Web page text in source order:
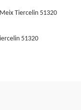
Tiercelin 51320
51320